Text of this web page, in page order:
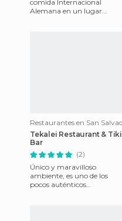
comida Internacional
Alemana en un lugar
Tekalei Restaurant & Tiki
Bar
(2)
Único y maravilloso
ambiente, es uno de los
pocos auténticos